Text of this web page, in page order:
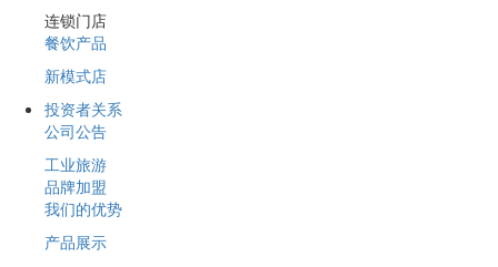
连锁门店
餐饮产品
新模式店
投资者关系
公司公告
工业旅游
品牌加盟
我们的优势
产品展示